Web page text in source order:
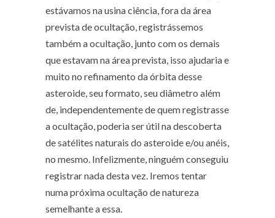
estávamos na usina ciência, fora da área
prevista de ocultação, registrássemos
também a ocultação, junto com os demais
que estavam na área prevista, isso ajudaria e
muito no refinamento da órbita desse
asteroide, seu formato, seu diâmetro além
de, independentemente de quem registrasse
a ocultação, poderia ser útil na descoberta
de satélites naturais do asteroide e/ou anéis,
no mesmo. Infelizmente, ninguém conseguiu
registrar nada desta vez. Iremos tentar
numa próxima ocultação de natureza
semelhante a essa.